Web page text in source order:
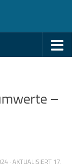
–
· AKTUALISIERT 17.